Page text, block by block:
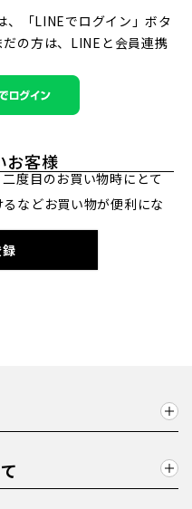
、「LINEでログイン」ボタ
の方は、 LINEと会員連携
お客様
度目のお買い物時にとて
などお買い物が便利にな